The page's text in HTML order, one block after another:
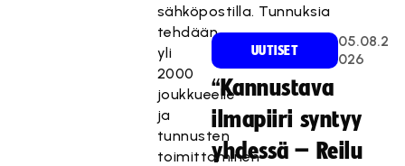
sähköpostilla. Tunnuksia
tehdään
yli
2000
joukkueelle
ja
tunnusten
toimittaminen
UUTISET
05.08.2
026
“Kannustava
ilmapiiri syntyy
yhdessä – Reilu